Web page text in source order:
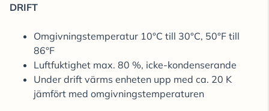
DRIFT
Omgivningstemperatur 10°C till 30°C, 50°F till
86°F
Luftfuktighet max. 80 %, icke-kondenserande
Under drift värms enheten upp med ca. 20 K
jämfört med omgivningstemperaturen